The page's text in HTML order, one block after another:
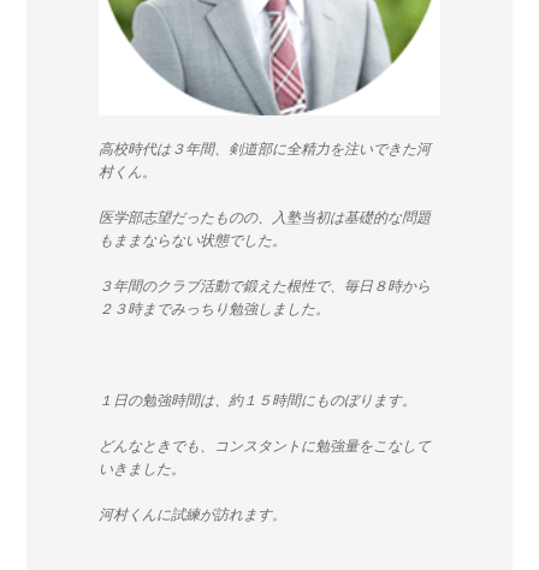
高校時代は３年間、剣道部に全精力を注いできた河
村くん。
医学部志望だったものの、入塾当初は基礎的な問題
もままならない状態でした。
３年間のクラブ活動で鍛えた根性で、毎日８時から
２３時までみっちり勉強しました。
１日の勉強時間は、約１５時間にものぼります。
どんなときでも、コンスタントに勉強量をこなして
いきました。
河村くんに試練が訪れます。